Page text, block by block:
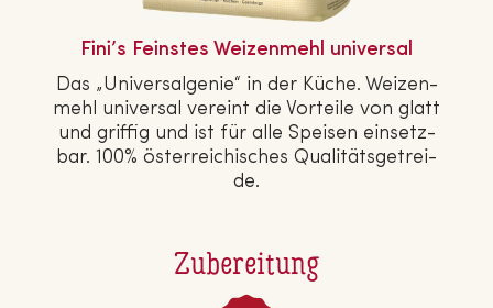
Zubereitung
Fini’s Feinstes Wei­zen­mehl universal
Das „Uni­ver­sal­ge­nie“ in der Küche. Wei­zen­
mehl universal vereint die Vorteile von glatt
und griffig und ist für alle Speisen ein­setz­
bar. 100% ös­ter­rei­chi­sches Qua­li­täts­ge­trei­
de.